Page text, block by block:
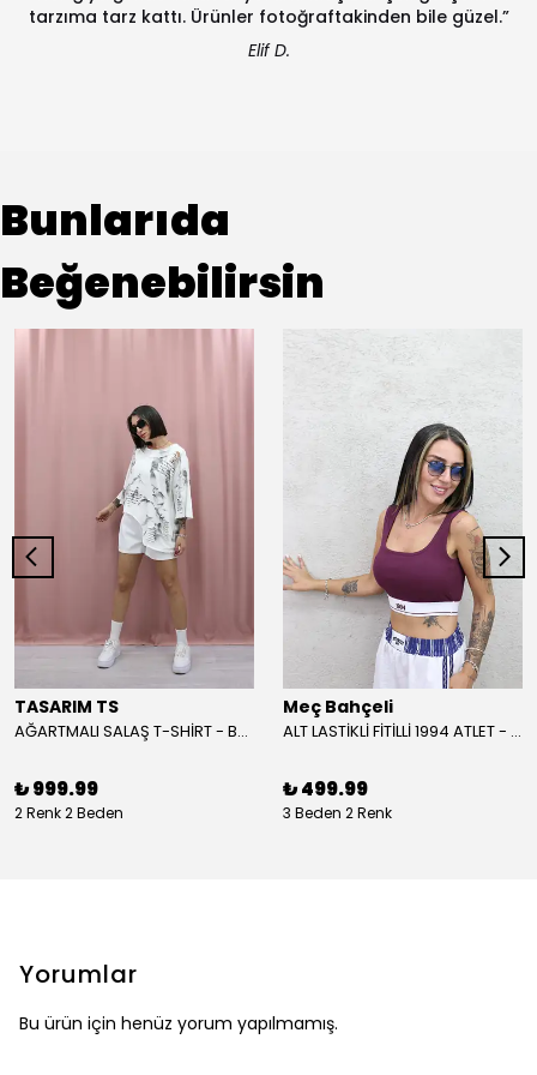
tarzıma tarz kattı. Ürünler fotoğraftakinden bile güzel.”
Elif D.
Bunlarıda
Beğenebilirsin
TASARIM TS
AĞARTMALI SALAŞ T-SHİRT - BEYAZ
₺ 999.99
2 Renk 2 Beden
Meç Bahçeli
ALT LASTİKLİ FİTİLLİ 1994 ATLET - BORDO
₺ 499.99
3 Beden 2 Renk
Yorumlar
Bu ürün için henüz yorum yapılmamış.